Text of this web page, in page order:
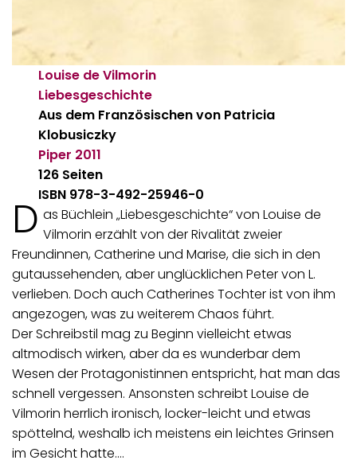
Louise de Vilmorin
Liebesgeschichte
Aus dem Französischen von Patricia
Klobusiczky
Piper 2011
126 Seiten
ISBN 978-3-492-25946-0
D as Büchlein „Liebesgeschichte“ von Louise de
Vilmorin erzählt von der Rivalität zweier
Freundinnen, Catherine und Marise, die sich in den
gutaussehenden, aber unglücklichen Peter von L.
verlieben. Doch auch Catherines Tochter ist von ihm
angezogen, was zu weiterem Chaos führt.
Der Schreibstil mag zu Beginn vielleicht etwas
altmodisch wirken, aber da es wunderbar dem
Wesen der Protagonistinnen entspricht, hat man das
schnell vergessen. Ansonsten schreibt Louise de
Vilmorin herrlich ironisch, locker-leicht und etwas
spöttelnd, weshalb ich meistens ein leichtes Grinsen
im Gesicht hatte.…